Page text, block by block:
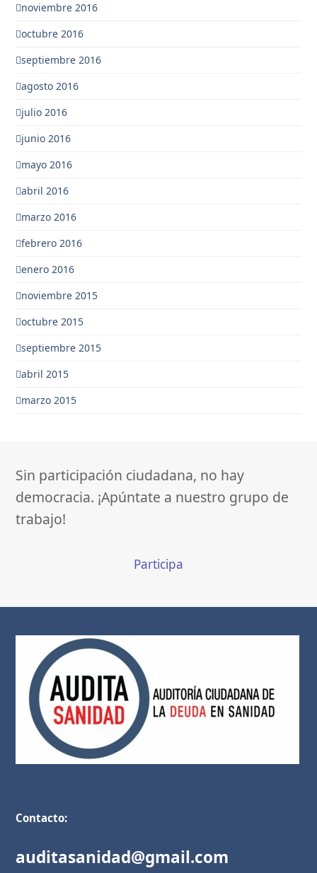
noviembre 2016
octubre 2016
septiembre 2016
agosto 2016
julio 2016
junio 2016
mayo 2016
abril 2016
marzo 2016
febrero 2016
enero 2016
noviembre 2015
octubre 2015
septiembre 2015
abril 2015
marzo 2015
Sin participación ciudadana, no hay
democracia. ¡Apúntate a nuestro grupo de
trabajo!
Participa
Contacto:
auditasanidad@gmail.com